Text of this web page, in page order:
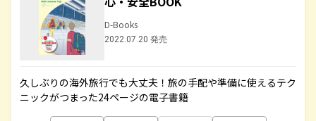
D-Books
2022.07.20 発売
久しぶりの海外旅行でも大丈夫！旅の手配や準備に使えるテク
ニックがつまった24ページの電子書籍